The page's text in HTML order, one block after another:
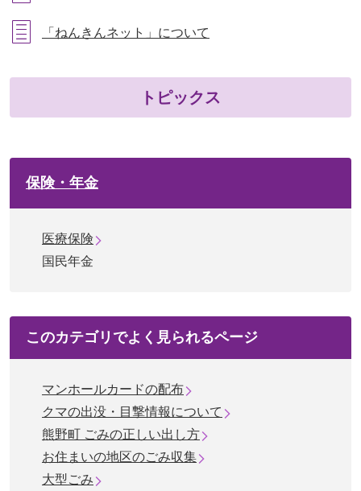
「ねんきんネット」について
トピックス
保険・年金
医療保険
国民年金
このカテゴリでよく見られるページ
マンホールカードの配布
クマの出没・目撃情報について
熊野町 ごみの正しい出し方
お住まいの地区のごみ収集
大型ごみ